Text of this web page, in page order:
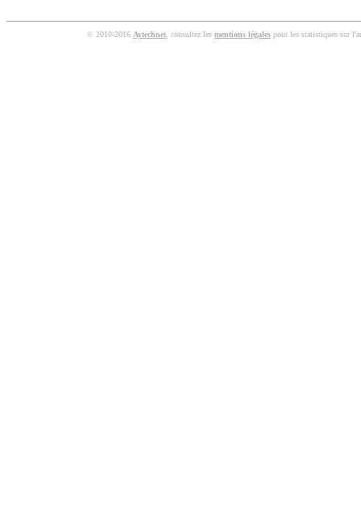
© 2010-2016 Aytechnet , consultez les mentions légales pour les statistiques sur